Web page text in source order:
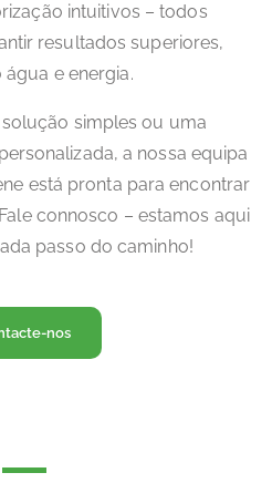
intuitivos – todos
resultados superiores,
e energia.
simples ou uma
a nossa equipa
está pronta para encontrar
connosco – estamos aqui
passo do caminho!
nos